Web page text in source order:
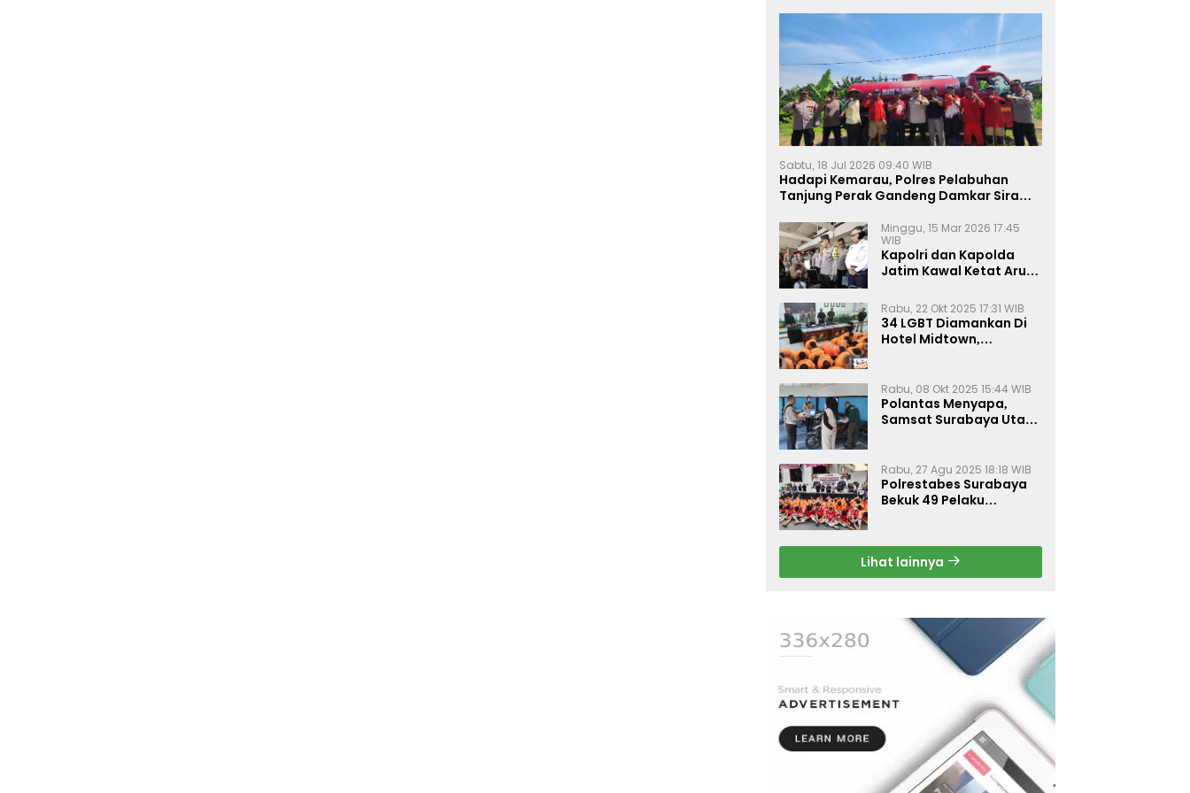
Sabtu, 18 Jul 2026 09:40 WIB
Hadapi Kemarau, Polres Pelabuhan
Tanjung Perak Gandeng Damkar Siram
Minggu, 15 Mar 2026 17:45
WIB
Kapolri dan Kapolda
Jatim Kawal Ketat Arus
Rabu, 22 Okt 2025 17:31 WIB
34 LGBT Diamankan Di
Hotel Midtown,
Rabu, 08 Okt 2025 15:44 WIB
Polantas Menyapa,
Samsat Surabaya Utara
Rabu, 27 Agu 2025 18:18 WIB
Polrestabes Surabaya
Bekuk 49 Pelaku
Gratis
Lihat lainnya